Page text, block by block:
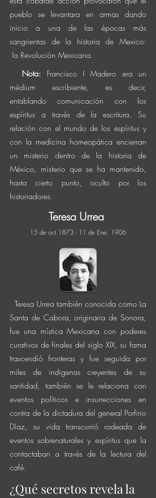
pueblo se levantara en armas dando
inicio a una de las épocas más
sangrientas de la historia de Mexico:
la Revolución Mexicana.
Nota: Francisco I Madero era un
médium escribiente, es decir,
entablandocomunicación con los
espíritus a través de la escritura. Su
relación con el mundo de los espíritus y
con la medicina homeopática encierran
un misterio dentro de la historia de
México, misterio que se ha mantenido,
hasta cierto punto, oculto por los
historiadores.
Teresa Urrea
15 de oct.1873 - 11 de Ene. 1906
Teresa Urrea también conocida como La
Santa de Cabora, originaria de Sonora,
fue una mística Mexicana con poderes
curativos de finales del siglo XIX, su fama
trascendió fronteras y fue seguida por
miles de indigenas creyentes de su
santidad, también se le relaciona con
eventos políticose insurrecciones en
contra de la dictadura del general Porfirio
Díaz, su vida transcurrió rodeada de
eventos sobrenaturales y espíritus que la
contactaban a través de la lectura del
café.
¿Qué secretos revela la